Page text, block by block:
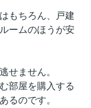
もちろん、戸建
ームのほうが安
せません。
部屋を購入する
るのです。